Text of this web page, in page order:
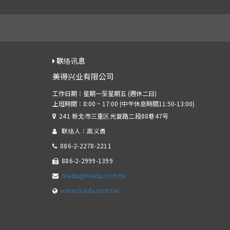
联络讯息
美得兴业有限公司
241 新北市三重区光复路二段88巷47号
联络人：高义勇
886-2-2278-2211
886-2-2999-1399
mada@mada.com.tw
www.mada.com.tw